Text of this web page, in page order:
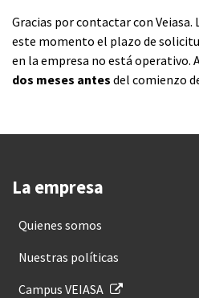
Gracias por contactar con Veiasa.
este momento el plazo de
en la empresa no está operativo.
dos meses antes del comienzo
La empresa
Quienes somos
Nuestras políticas
Campus VEIASA